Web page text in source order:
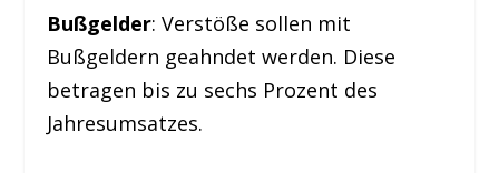
Bußgelder: Verstöße sollen mit
Bußgeldern geahndet werden. Diese
betragen bis zu sechs Prozent des
Jahresumsatzes.